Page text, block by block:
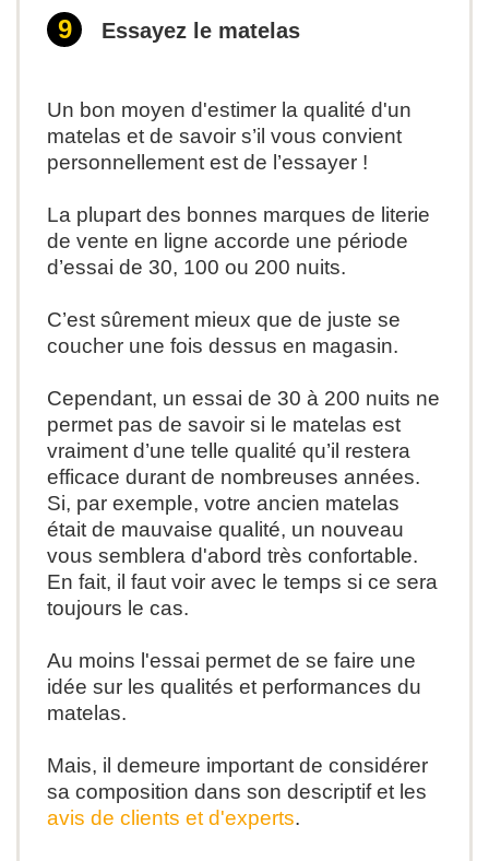
Essayez le matelas
Un bon moyen d'estimer la qualité d'un
matelas et de savoir s’il vous convient
personnellement est de l’essayer !
La plupart des bonnes marques de literie
de vente en ligne accorde une période
d’essai de 30, 100 ou 200 nuits.
C’est sûrement mieux que de juste se
coucher une fois dessus en magasin.
Cependant, un essai de 30 à 200 nuits ne
permet pas de savoir si le matelas est
vraiment d’une telle qualité qu’il restera
efficace durant de nombreuses années.
Si, par exemple, votre ancien matelas
était de mauvaise qualité, un nouveau
vous semblera d'abord très confortable.
En fait, il faut voir avec le temps si ce sera
toujours le cas.
Au moins l'essai permet de se faire une
idée sur les qualités et performances du
matelas.
Mais, il demeure important de considérer
sa composition dans son descriptif et les
avis de clients et d'experts.